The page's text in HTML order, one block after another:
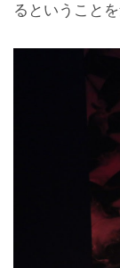
るということ